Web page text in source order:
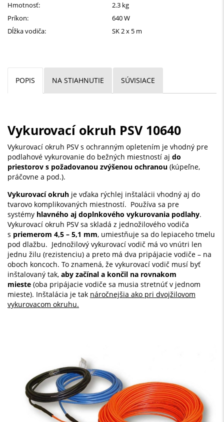
Hmotnosť:
2.3 kg
Príkon:
640 W
Dĺžka vodiča:
SK 2 x 5 m
POPIS NA STIAHNUTIE SÚVISIACE
Vykurovací okruh PSV 10640
Vykurovací okruh PSV s ochranným opletením je vhodný pre
podlahové vykurovanie do bežných miestností aj do
priestorov s požadovanou zvýšenou ochranou (kúpeľne,
práčovne a pod.).
Vykurovací okruh je vďaka rýchlej inštalácii vhodný aj do
tvarovo komplikovaných miestností. Používa sa pre
systémy hlavného aj doplnkového vykurovania podlahy.
Vykurovací okruh PSV sa skladá z jednožilového vodiča
s priemerom 4,5 – 5,1 mm, umiestňuje sa do lepiaceho tmelu
pod dlažbu. Jednožilový vykurovací vodič má vo vnútri len
jednu žilu (rezistenciu) a preto má dva pripájacie vodiče – na
oboch koncoch. To znamená, že vykurovací vodič musí byť
inštalovaný tak, aby začínal a končil na rovnakom
mieste (oba pripájacie vodiče sa musia stretnúť v jednom
mieste). Inštalácia je tak náročnejšia ako pri dvojžilovom
vykurovacom okruhu.